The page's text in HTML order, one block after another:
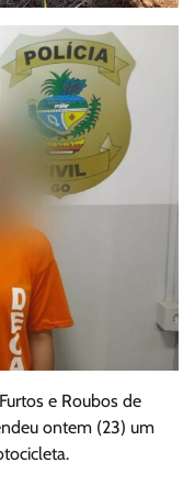
e Roubos de
ontem (23) um